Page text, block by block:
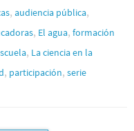
,audiencia pública,
, El agua, formación
, La ciencia en la
, participación, serie